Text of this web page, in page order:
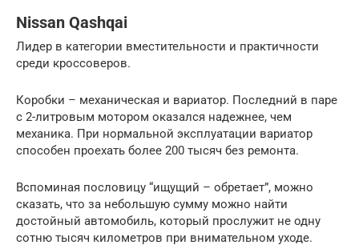
Nissan Qashqai
Лидер в категории вместительности и практичности
среди кроссоверов.
Коробки – механическая и вариатор. Последний в паре
с 2-литровым мотором оказался надежнее, чем
механика. При нормальной эксплуатации вариатор
способен проехать более 200 тысяч без ремонта.
Вспоминая пословицу “ищущий – обретает”, можно
сказать, что за небольшую сумму можно найти
достойный автомобиль, который прослужит не одну
сотню тысяч километров при внимательном уходе.